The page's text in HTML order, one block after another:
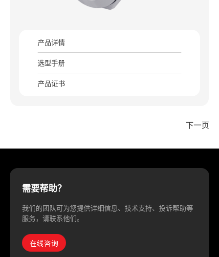
产品详情
选型手册
产品证书
下一页
需要帮助？
我们的团队可为您提供详细信息、技术支持、投诉帮助等
服务，请联系他们。
在线咨询